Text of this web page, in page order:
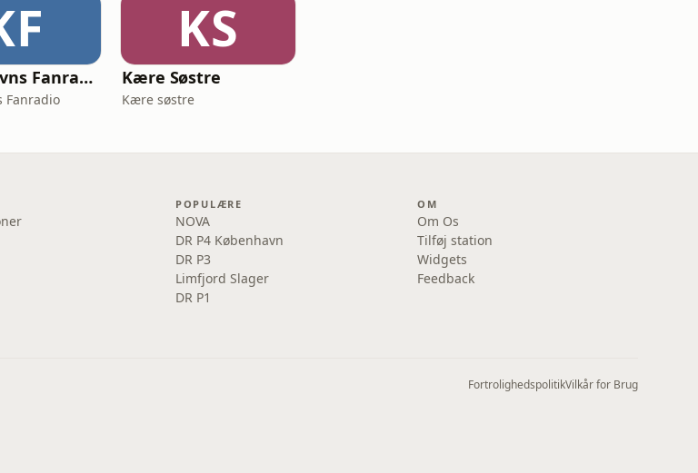
Københavns Fanradio
Fanradio
KS
Kære Søstre
Kære søstre
POPULÆRE
NOVA
DR P4 København
DR P3
Limfjord Slager
DR P1
OM
Om Os
Tilføj station
Widgets
Feedback
FortrolighedspolitikVilkår for Brug